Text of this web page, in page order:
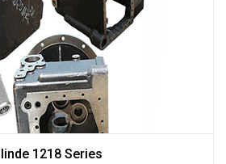
1218 Series